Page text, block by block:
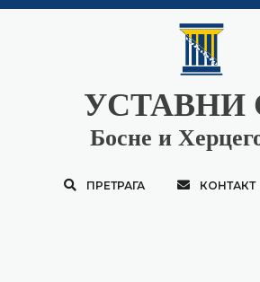
УСТАВНИ
Босне и
ПРЕТРАГА КОНТАКТ